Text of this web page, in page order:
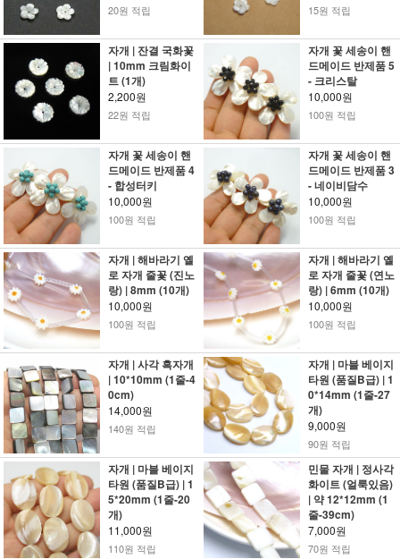
20원 적립 15원 적립
자개 | 잔결 국화꽃
| 10mm 크림화이
트 (1개)
2,200원
22원 적립
자개 꽃 세송이 핸
드메이드 반제품 5
- 크리스탈
10,000원
100원 적립
자개 꽃 세송이 핸
드메이드 반제품 4
- 합성터키
10,000원
100원 적립
자개 꽃 세송이 핸
드메이드 반제품 3
- 네이비담수
10,000원
100원 적립
자개 | 해바라기 옐
로 자개 줄꽃 (진노
랑) | 8mm (10개)
10,000원
100원 적립
자개 | 해바라기 옐
로 자개 줄꽃 (연노
랑) | 6mm (10개)
10,000원
100원 적립
자개 | 사각 흑자개
| 10*10mm (1줄-4
0cm)
14,000원
140원 적립
자개 | 마블 베이지
타원 (품질B급) | 1
0*14mm (1줄-27
개)
9,000원
90원 적립
자개 | 마블 베이지
타원 (품질B급) | 1
5*20mm (1줄-20
개)
11,000원
110원 적립
민물 자개 | 정사각
화이트 (얼룩있음)
| 약 12*12mm (1
줄-39cm)
7,000원
70원 적립